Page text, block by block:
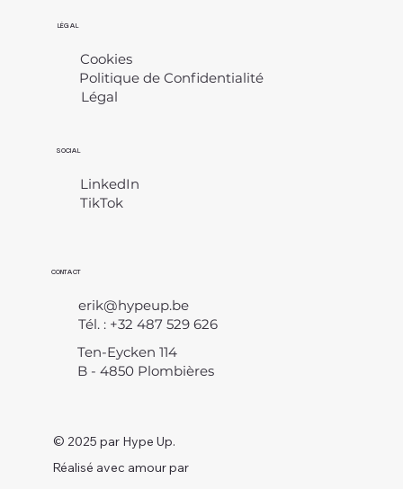
Réalisé avec amour par
LÉGAL
Cookies
Politique de Confidentialité
Légal
SOCIAL
LinkedIn
TikTok
CONTACT
erik@hypeup.be
Tél. : +32 487 529 626
Ten-Eycken 114
B - 4850 Plombières
© 2025 par Hype Up.